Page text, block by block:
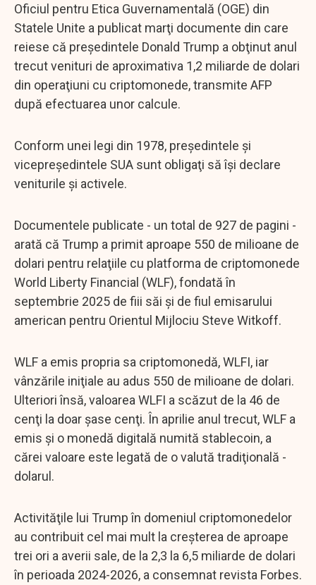
Oficiul pentru Etica Guvernamentală (OGE) din
Statele Unite a publicat marţi documente din care
reiese că preşedintele Donald Trump a obţinut anul
trecut venituri de aproximativa 1,2 miliarde de dolari
din operaţiuni cu criptomonede, transmite AFP
după efectuarea unor calcule.
Conform unei legi din 1978, preşedintele şi
vicepreşedintele SUA sunt obligaţi să îşi declare
veniturile şi activele.
Documentele publicate - un total de 927 de pagini -
arată că Trump a primit aproape 550 de milioane de
dolari pentru relaţiile cu platforma de criptomonede
World Liberty Financial (WLF), fondată în
septembrie 2025 de fiii săi şi de fiul emisarului
american pentru Orientul Mijlociu Steve Witkoff.
WLF a emis propria sa criptomonedă, WLFI, iar
vânzările iniţiale au adus 550 de milioane de dolari.
Ulteriori însă, valoarea WLFI a scăzut de la 46 de
cenţi la doar şase cenţi. În aprilie anul trecut, WLF a
emis şi o monedă digitală numită stablecoin, a
cărei valoare este legată de o valută tradiţională -
dolarul.
Activităţile lui Trump în domeniul criptomonedelor
au contribuit cel mai mult la creşterea de aproape
trei ori a averii sale, de la 2,3 la 6,5 miliarde de dolari
în perioada 2024-2026, a consemnat revista Forbes.